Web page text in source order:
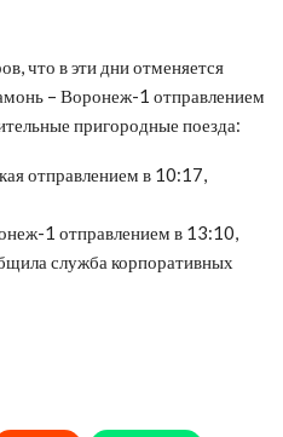
что в эти дни отменяется
– Воронеж-1 отправлением
пригородные поезда:
отправлением в 10:17,
1 отправлением в 13:10,
служба корпоративных